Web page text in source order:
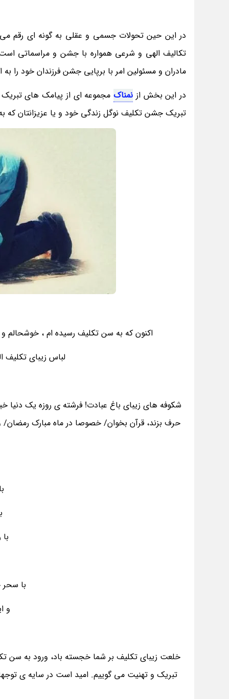
در این حین تحولات جسمی و عقلی به گونه ای رقم
تکالیف الهی و شرعی همواره با جشن و مراسماتی
مادران و مسئولین امر با برپایی جشن فرزندان خود را
در این بخش از نمناک مجموعه ای از پیامک های
تبریک جشن تکلیف نوگل زندگی خود و یا عزیزانتان که
اکنون که به سن تکلیف رسیده ام ، خوشحالم و
لباس زیبای تکلیف
شکوفه های زیبای باغ عبادت! فرشته ی روزه یک دنیا
حرف بزند، قرآن بخوان/ خصوصا در ماه مبارک
با
و
خلعت زیبای تکلیف بر شما خجسته باد، ورود به سن
تبریک و تهنیت می گوییم. امید است در سایه ی